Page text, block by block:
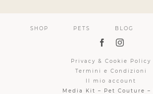
SHOP PETS BLOG
Privacy & Cookie Policy
Termini e Condizioni
Il mio account
Media Kit – Pet Couture –